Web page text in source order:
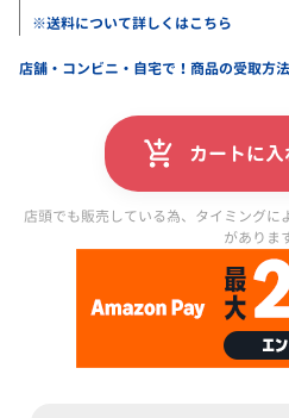
※送料について詳しくはこちら
店舗・コンビニ・自宅で！商品の受取方法
カートに入
店頭でも販売している為、タイミング
がありま